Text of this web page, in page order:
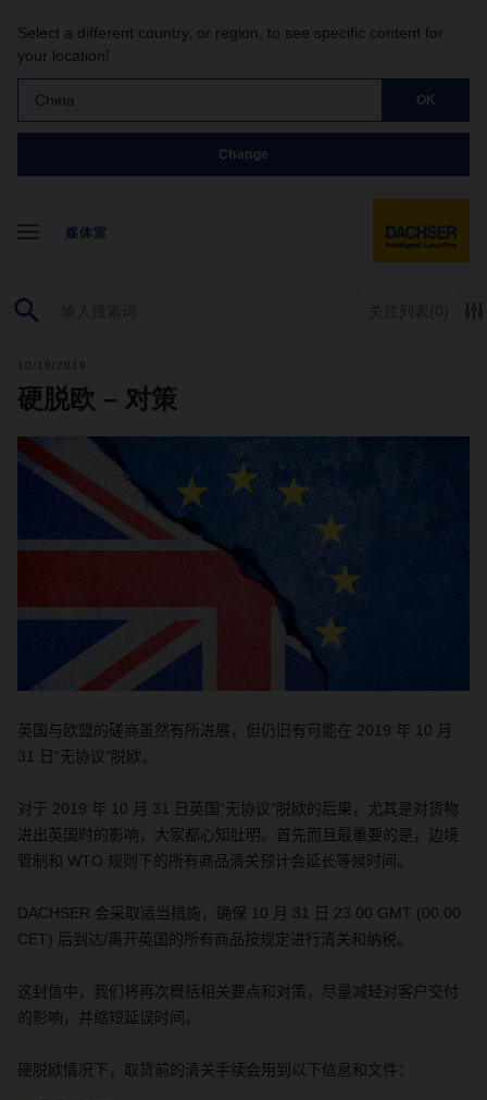
Select a different country, or region, to see specific content for
your location!
China OK
Change
媒体室
关注列表 (0)
10/18/2019
硬脱欧 – 对策
英国与欧盟的磋商虽然有所进展，但仍旧有可能在 2019 年 10 月
31
日“无协议”脱欧。
对于 2019 年 10 月 31
日英国“无协议”脱欧的后果，尤其是对货物
进出英国时的影响，大家都心知肚明。首先而且最重要的是，边境
管制和 WTO 规则下的所有商品清关预计会延长等候时间。
DACHSER 会采取适当措施，确保 10 月 31 日 23.00 GMT (00.00
CET) 后到达/离开英国的所有商品按规定进行清关和纳税。
这封信中，我们将再次概括相关要点和对策，尽量减轻对客户交付
的影响，并缩短延误时间。
硬脱欧情况下，取货前的清关手续会用到以下信息和文件：